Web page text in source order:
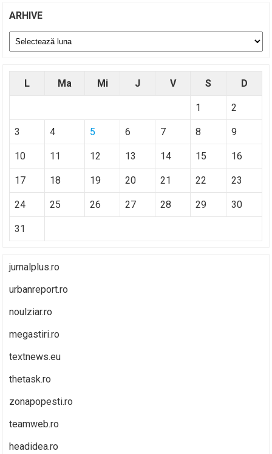
ARHIVE
Arhive
L Ma Mi J V S D
1 2
3 4 5 6 7 8 9
10 11 12 13 14 15 16
17 18 19 20 21 22 23
24 25 26 27 28 29 30
31
jurnalplus.ro
urbanreport.ro
noulziar.ro
megastiri.ro
textnews.eu
thetask.ro
zonapopesti.ro
teamweb.ro
headidea.ro